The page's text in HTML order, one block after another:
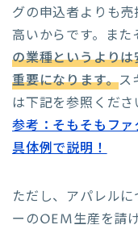
グの申込者よりも
高いからです。また
の業種というより
重要になります。ス
は下記を参照くださ
参考：そもそもフ
具体例で説明！
ただし、アパレル
ーのOEM生産を請